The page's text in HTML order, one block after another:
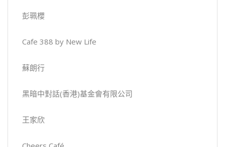
彭珮櫻
Cafe 388 by New Life
蘇朗行
黑暗中對話(香港)基金會有限公司
王家欣